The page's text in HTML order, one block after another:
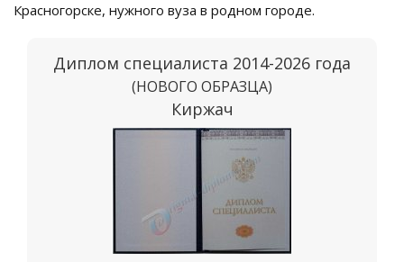
Красногорске, нужного вуза в родном городе.
Диплом специалиста 2014-2026 года
(НОВОГО ОБРАЗЦА)
Киржач